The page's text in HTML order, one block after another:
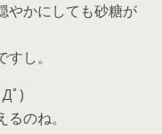
やかにしても砂糖が
し。
ﾟ)
のね。